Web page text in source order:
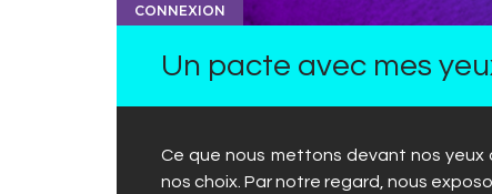
CONNEXION
Un pacte avec mes
Ce que nous mettons devant nos yeux
nos choix. Par notre regard, nous